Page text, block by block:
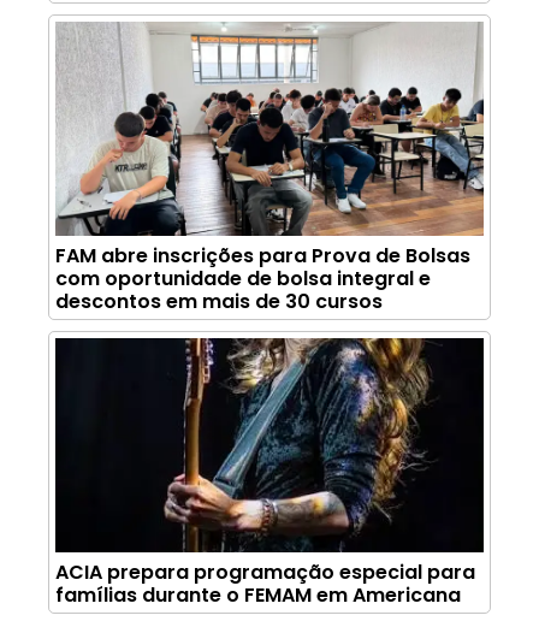
FAM abre inscrições para Prova de Bolsas
com oportunidade de bolsa integral e
descontos em mais de 30 cursos
ACIA prepara programação especial para
famílias durante o FEMAM em Americana